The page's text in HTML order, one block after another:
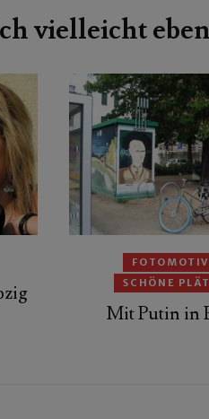
vielleicht
SCHÖNE
Mit Putin in